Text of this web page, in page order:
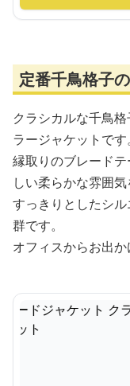
定番千鳥格子
クラシカルな千鳥
ラージャケットです。
縁取りのブレード
しい柔らかな雰囲気
すっきりとしたシ
群です。
オフィスからお出か